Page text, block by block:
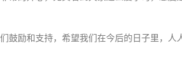
鼓励和支持，希望我们在今后的日子里，人